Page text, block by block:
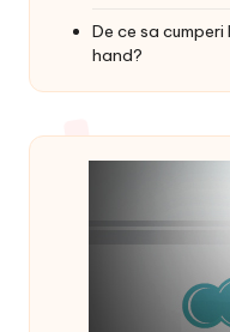
De ce sa
hand?